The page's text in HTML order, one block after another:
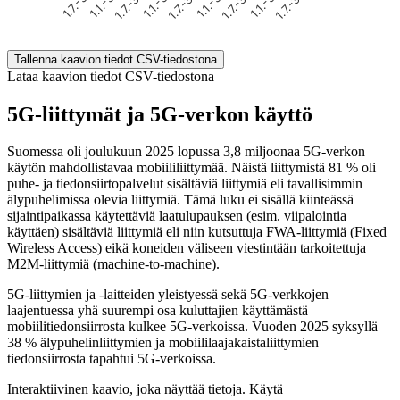
Tallenna kaavion tiedot CSV-tiedostona
Lataa kaavion tiedot CSV-tiedostona
5G-liittymät ja 5G-verkon käyttö
Suomessa oli joulukuun 2025 lopussa 3,8 miljoonaa 5G-verkon
käytön mahdollistavaa mobiililiittymää. Näistä liittymistä 81 % oli
puhe- ja tiedonsiirtopalvelut sisältäviä liittymiä eli tavallisimmin
älypuhelimissa olevia liittymiä. Tämä luku ei sisällä kiinteässä
sijaintipaikassa käytettäviä laatulupauksen (esim. viipalointia
käyttäen) sisältäviä liittymiä eli niin kutsuttuja FWA-liittymiä (Fixed
Wireless Access) eikä koneiden väliseen viestintään tarkoitettuja
M2M-liittymiä (machine-to-machine).
5G-liittymien ja -laitteiden yleistyessä sekä 5G-verkkojen
laajentuessa yhä suurempi osa kuluttajien käyttämästä
mobiilitiedonsiirrosta kulkee 5G-verkoissa. Vuoden 2025 syksyllä
38 % älypuhelinliittymien ja mobiililaajakaistaliittymien
tiedonsiirrosta tapahtui 5G-verkoissa.
Interaktiivinen kaavio, joka näyttää tietoja. Käytä